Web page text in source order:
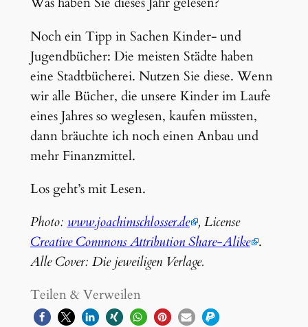
Noch ein Tipp in Sachen Kinder- und
Jugendbücher: Die meisten Städte haben
eine Stadtbücherei. Nutzen Sie diese. Wenn
wir alle Bücher, die unsere Kinder im Laufe
eines Jahres so weglesen, kaufen müssten,
dann bräuchte ich noch einen Anbau und
mehr Finanzmittel.
Los geht’s mit Lesen.
Photo: www.joachimschlosser.de , License
Creative Commons Attribution Share-Alike .
Alle Cover: Die jeweiligen Verlage.
Teilen & Verweilen